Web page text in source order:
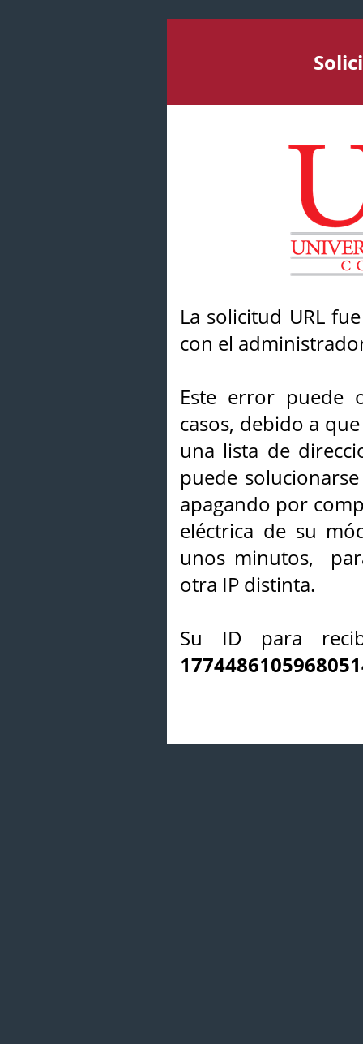
La solicitud URL
con el
Este error puede
casos, debido a
una lista de
puede
apagando por
eléctrica de su
unos minutos,
otra IP distinta.
Su ID para